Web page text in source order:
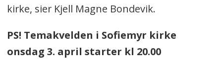
kirke, sier Kjell Magne Bondevik.
PS! Temakvelden i Sofiemyr kirke
onsdag 3. april starter kl 20.00